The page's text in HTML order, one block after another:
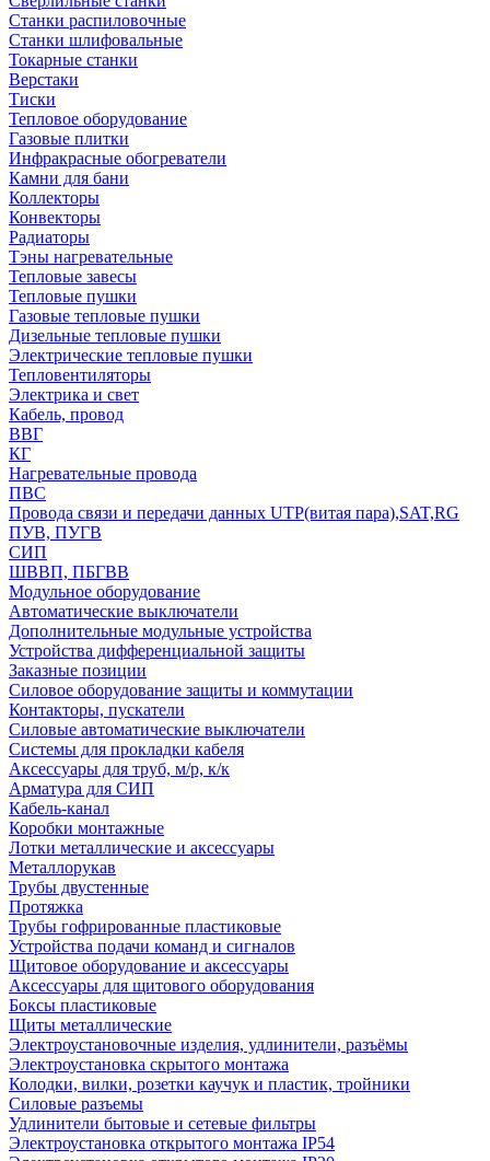
Станки распиловочные
Станки шлифовальные
Токарные станки
Верстаки
Тиски
Тепловое оборудование
Газовые плитки
Инфракрасные обогреватели
Камни для бани
Коллекторы
Конвекторы
Радиаторы
Тэны нагревательные
Тепловые завесы
Тепловые пушки
Газовые тепловые пушки
Дизельные тепловые пушки
Электрические тепловые пушки
Тепловентиляторы
Электрика и свет
Кабель, провод
ВВГ
КГ
Нагревательные провода
ПВС
Провода связи и передачи данных UTP(витая пара),SAT,RG
ПУВ, ПУГВ
СИП
ШВВП, ПБГВВ
Модульное оборудование
Автоматические выключатели
Дополнительные модульные устройства
Устройства дифференциальной защиты
Заказные позиции
Силовое оборудование защиты и коммутации
Контакторы, пускатели
Силовые автоматические выключатели
Системы для прокладки кабеля
Аксессуары для труб, м/р, к/к
Арматура для СИП
Кабель-канал
Коробки монтажные
Лотки металлические и аксессуары
Металлорукав
Трубы двустенные
Протяжка
Трубы гофрированные пластиковые
Устройства подачи команд и сигналов
Щитовое оборудование и аксессуары
Аксессуары для щитового оборудования
Боксы пластиковые
Щиты металлические
Электроустановочные изделия, удлинители, разъёмы
Электроустановка скрытого монтажа
Колодки, вилки, розетки каучук и пластик, тройники
Силовые разъемы
Удлинители бытовые и сетевые фильтры
Электроустановка открытого монтажа IP54